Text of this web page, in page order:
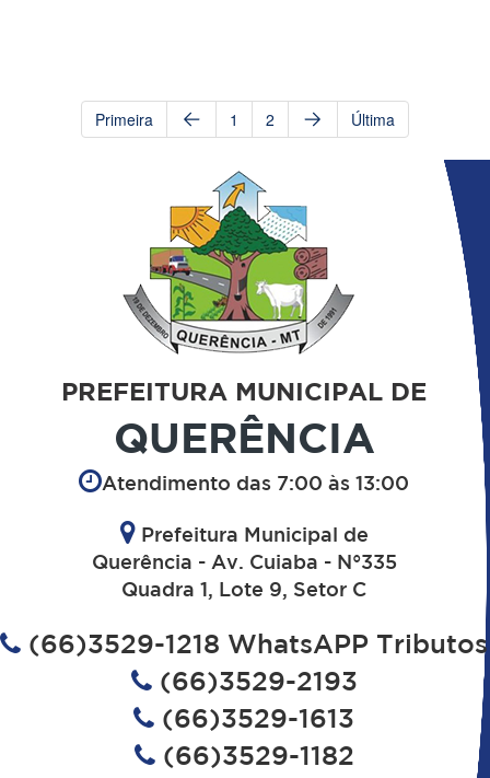
Primeira 1 2 Última
PREFEITURA MUNICIPAL DE
QUERÊNCIA
Atendimento das 7:00 às 13:00
Prefeitura Municipal de
Querência - Av. Cuiaba - N°335
Quadra 1, Lote 9, Setor C
(66)3529-1218 WhatsAPP Tributos
(66)3529-2193
(66)3529-1613
(66)3529-1182